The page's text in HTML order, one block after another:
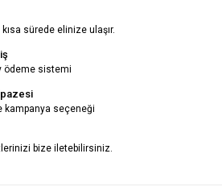
sürede elinize ulaşır.
ödeme sistemi
kampanya seçeneği
bize iletebilirsiniz.